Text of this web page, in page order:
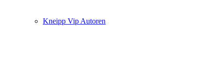
Kneipp Vip Autoren